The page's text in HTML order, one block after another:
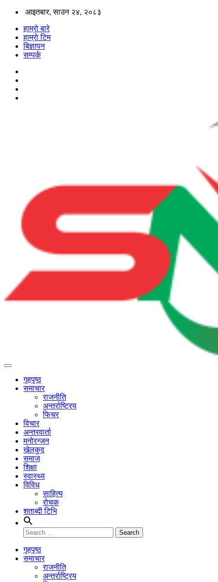
आइतबार, साउन २४, २०८३
हाम्रो बारे
हाम्राे टिम
बिज्ञापन
सम्पर्क
गृहपृष्ठ
समाचार
राजनीति
अन्तर्राष्ट्रिय
फिचर
विचार
अन्तरवार्ता
मनोरन्जन
खेलकुद
समाज
शिक्षा
स्वास्थ्य
विविध
साहित्य
रोचक
शताब्दी टिभि
Search
for:
गृहपृष्ठ
समाचार
राजनीति
अन्तर्राष्ट्रिय